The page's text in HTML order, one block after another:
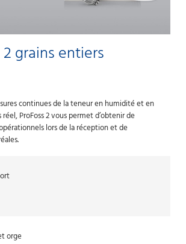
grains entiers
continues de la teneur en humidité et en
ProFoss 2 vous permet d’obtenir de
lors de la réception et de
orge